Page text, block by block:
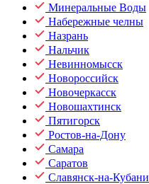
Минеральные Воды
Набережные челны
Назрань
Нальчик
Невинномысск
Новороссийск
Новочеркасск
Новошахтинск
Пятигорск
Ростов-на-Дону
Самара
Саратов
Славянск-на-Кубани